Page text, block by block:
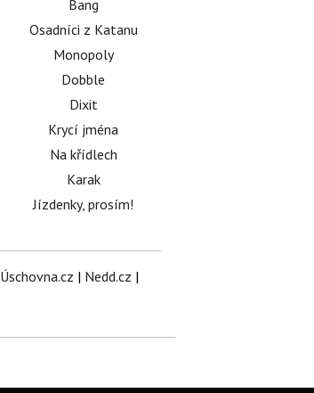
Bang
Osadníci z Katanu
Monopoly
Dobble
Dixit
Krycí jména
Na křídlech
Karak
Jízdenky, prosím!
Úschovna.cz | Nedd.cz |